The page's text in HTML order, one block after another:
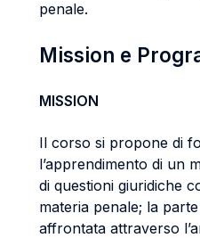
penale.
Mission e
MISSION
Il corso si propone di
l’apprendimento di un
di questioni giuridiche
materia penale; la
affrontata attraverso